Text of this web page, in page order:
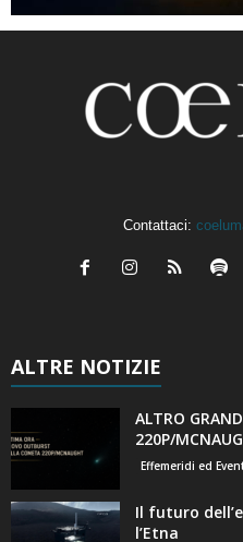
Contattaci:
ALTRE NOTIZIE
ALTRO
220P/
Effemeridi ed
Il futuro
l’Etna